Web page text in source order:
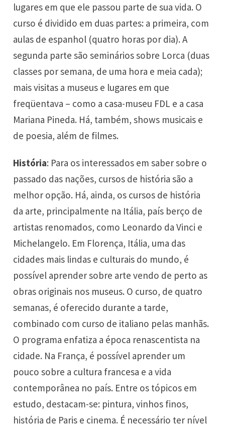
lugares em que ele passou parte de sua vida. O
curso é dividido em duas partes: a primeira, com
aulas de espanhol (quatro horas por dia). A
segunda parte são seminários sobre Lorca (duas
classes por semana, de uma hora e meia cada);
mais visitas a museus e lugares em que
freqüentava – como a casa-museu FDL e a casa
Mariana Pineda. Há, também, shows musicais e
de poesia, além de filmes.
História: Para os interessados em saber sobre o
passado das nações, cursos de história são a
melhor opção. Há, ainda, os cursos de história
da arte, principalmente na Itália, país berço de
artistas renomados, como Leonardo da Vinci e
Michelangelo. Em Florença, Itália, uma das
cidades mais lindas e culturais do mundo, é
possível aprender sobre arte vendo de perto as
obras originais nos museus. O curso, de quatro
semanas, é oferecido durante a tarde,
combinado com curso de italiano pelas manhãs.
O programa enfatiza a época renascentista na
cidade. Na França, é possível aprender um
pouco sobre a cultura francesa e a vida
contemporânea no país. Entre os tópicos em
estudo, destacam-se: pintura, vinhos finos,
história de Paris e cinema. É necessário ter nível